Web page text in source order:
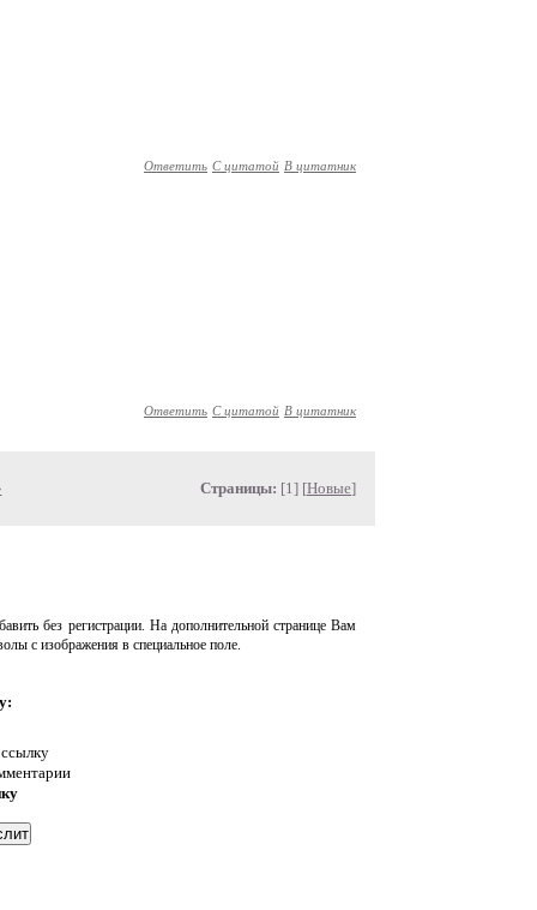
Ответить С цитатой В цитатник
Ответить С цитатой В цитатник
Страницы: [1] [Новые]
без регистрации. На дополнительной странице Вам
с изображения в специальное поле.